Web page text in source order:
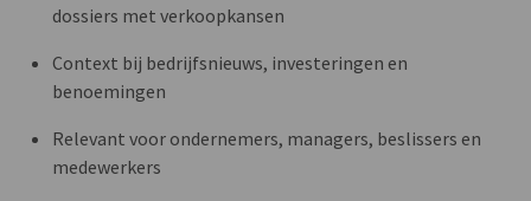
dossiers met verkoopkansen
Context bij bedrijfsnieuws, investeringen en
benoemingen
Relevant voor ondernemers, managers, beslissers en
medewerkers